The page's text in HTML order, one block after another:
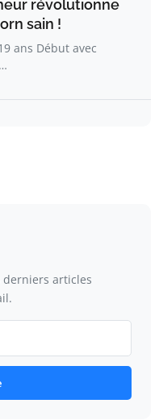
révolutionne
sain !
ans Début avec
derniers articles